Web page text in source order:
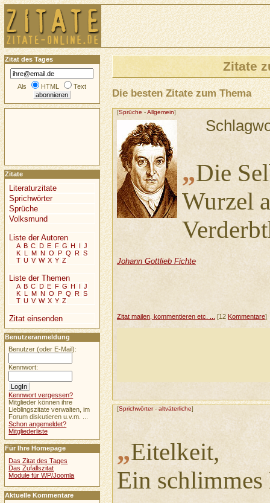
Zitate
Die besten Zitate zum Thema
[Sprüche -Allgemein]
„Die
Wurzel
Johann Gottlieb Fichte
Zitat mailen, kommentieren etc. ... [12Kommentare]
[Sprichwörter- altväterliche]
„Eitelkeit,
Ein
Zitat des Tages
Als HTML Text
Zitate
Literaturzitate
Sprichwörter
Sprüche
Volksmund
Liste der Autoren
A B C D E F G H I J
K L M N O P Q R S
T U V W X Y Z
Liste der Themen
A B C D E F G H I J
K L M N O P Q R S
T U V W X Y Z
Zitat einsenden
Benutzeranmeldung
Benutzer (oder E-Mail):
Kennwort:
Kennwort vergessen?
Mitglieder können ihre
Lieblingszitate verwalten, im
Forum diskutieren u.v.m. ...
Schon angemeldet?
Mitgliederliste
Für Ihre Homepage
Das Zitat des Tages
Das Zufallszitat
Module für WP/Joomla
Aktuelle Kommentare